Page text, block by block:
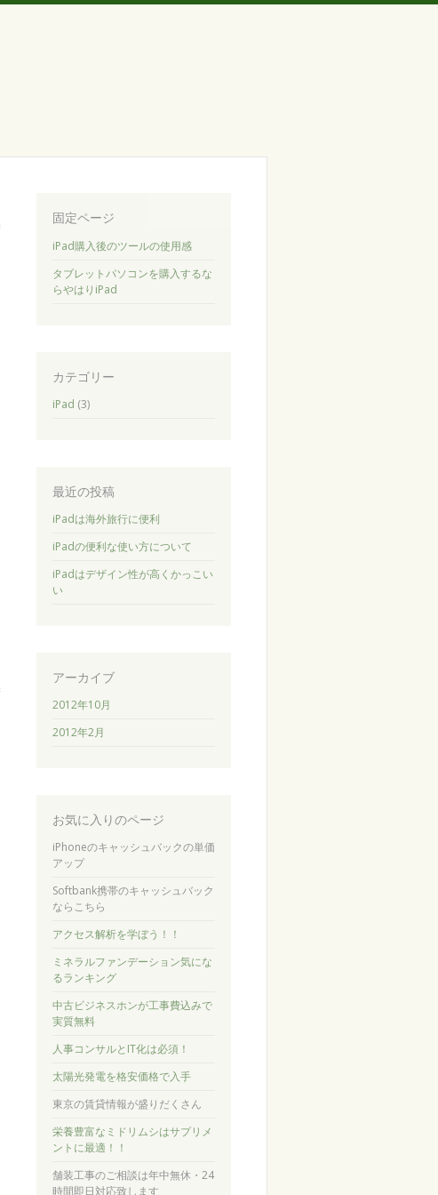
固定ページ
iPad購入後のツールの使用感
タブレットパソコンを購入するな
らやはりiPad
カテゴリー
iPad (3)
最近の投稿
iPadは海外旅行に便利
iPadの便利な使い方について
iPadはデザイン性が高くかっこい
い
アーカイブ
2012年10月
2012年2月
お気に入りのページ
iPhoneのキャッシュバックの単価
アップ
Softbank携帯のキャッシュバック
ならこちら
アクセス解析を学ぼう！！
ミネラルファンデーション気にな
るランキング
中古ビジネスホンが工事費込みで
実質無料
人事コンサルとIT化は必須！
太陽光発電を格安価格で入手
東京の賃貸情報が盛りだくさん
栄養豊富なミドリムシはサプリメ
ントに最適！！
舗装工事のご相談は年中無休・24
時間即日対応致します